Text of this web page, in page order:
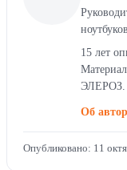
15 лет
ЭЛЕРОЗ.
Об
Опубликовано: 11